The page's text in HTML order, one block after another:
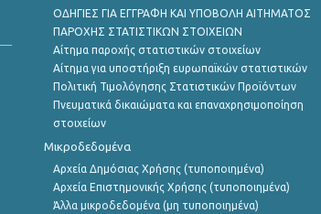
ΟΔΗΓΙΕΣ ΓΙΑ ΕΓΓΡΑΦΗ ΚΑΙ ΥΠΟΒΟΛΗ ΑΙΤΗΜΑΤΟΣ
ΠΑΡΟΧΗΣ ΣΤΑΤΙΣΤΙΚΩΝ ΣΤΟΙΧΕΙΩΝ
Αίτημα παροχής στατιστικών στοιχείων
Αίτημα για υποστήριξη ευρωπαϊκών στατιστικών
Πολιτική Τιμολόγησης Στατιστικών Προϊόντων
Πνευματικά δικαιώματα και επαναχρησιμοποίηση
στοιχείων
Μικροδεδομένα
Αρχεία Δημόσιας Χρήσης (τυποποιημένα)
Αρχεία Επιστημονικής Χρήσης (τυποποιημένα)
Άλλα μικροδεδομένα (μη τυποποιημένα)